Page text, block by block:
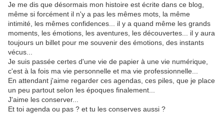
Je me dis que désormais mon histoire est écrite dans ce blog,
même si forcément il n'y a pas les mêmes mots, la même
intimité, les mêmes confidences... il y a quand même les grands
moments, les émotions, les aventures, les découvertes... il y aura
toujours un billet pour me souvenir des émotions, des instants
vécus...
Je suis passée certes d'une vie de papier à une vie numérique,
c'est à la fois ma vie personnelle et ma vie professionnelle...
En attendant j'aime regarder ces agendas, ces piles, que je place
un peu partout selon les époques finalement...
J'aime les conserver...
Et toi agenda ou pas ? et tu les conserves aussi ?